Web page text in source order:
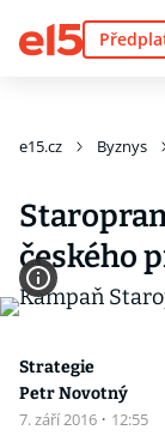
e15.cz Byznys
českého
Strategie
Petr Novotný
7. září 2016 · 12:55